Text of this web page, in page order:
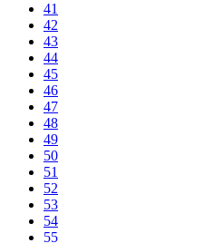
41
42
43
44
45
46
47
48
49
50
51
52
53
54
55